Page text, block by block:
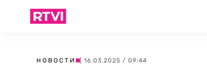
НОВОСТИ | 16.03.2025 / 09:44